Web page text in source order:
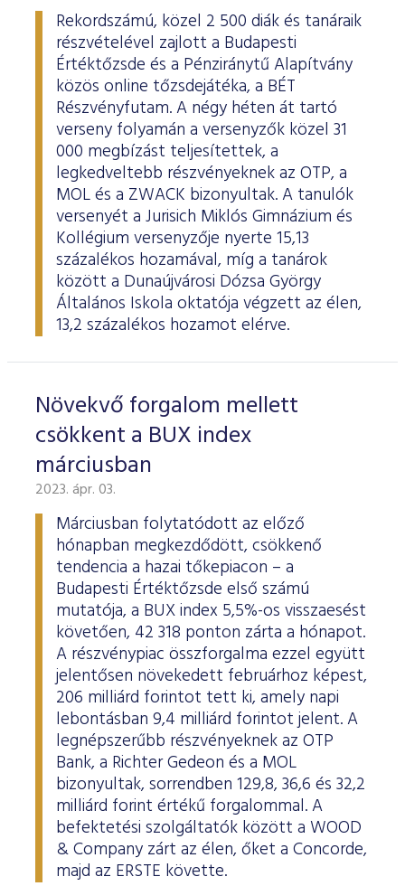
Rekordszámú, közel 2 500 diák és tanáraik
részvételével zajlott a Budapesti
Értéktőzsde és a Pénziránytű Alapítvány
közös online tőzsdejátéka, a BÉT
Részvényfutam. A négy héten át tartó
verseny folyamán a versenyzők közel 31
000 megbízást teljesítettek, a
legkedveltebb részvényeknek az OTP, a
MOL és a ZWACK bizonyultak. A tanulók
versenyét a Jurisich Miklós Gimnázium és
Kollégium versenyzője nyerte 15,13
százalékos hozamával, míg a tanárok
között a Dunaújvárosi Dózsa György
Általános Iskola oktatója végzett az élen,
13,2 százalékos hozamot elérve.
Növekvő forgalom mellett
csökkent a BUX index
márciusban
2023. ápr. 03.
Márciusban folytatódott az előző
hónapban megkezdődött, csökkenő
tendencia a hazai tőkepiacon – a
Budapesti Értéktőzsde első számú
mutatója, a BUX index 5,5%-os visszaesést
követően, 42 318 ponton zárta a hónapot.
A részvénypiac összforgalma ezzel együtt
jelentősen növekedett februárhoz képest,
206 milliárd forintot tett ki, amely napi
lebontásban 9,4 milliárd forintot jelent. A
legnépszerűbb részvényeknek az OTP
Bank, a Richter Gedeon és a MOL
bizonyultak, sorrendben 129,8, 36,6 és 32,2
milliárd forint értékű forgalommal. A
befektetési szolgáltatók között a WOOD
& Company zárt az élen, őket a Concorde,
majd az ERSTE követte.